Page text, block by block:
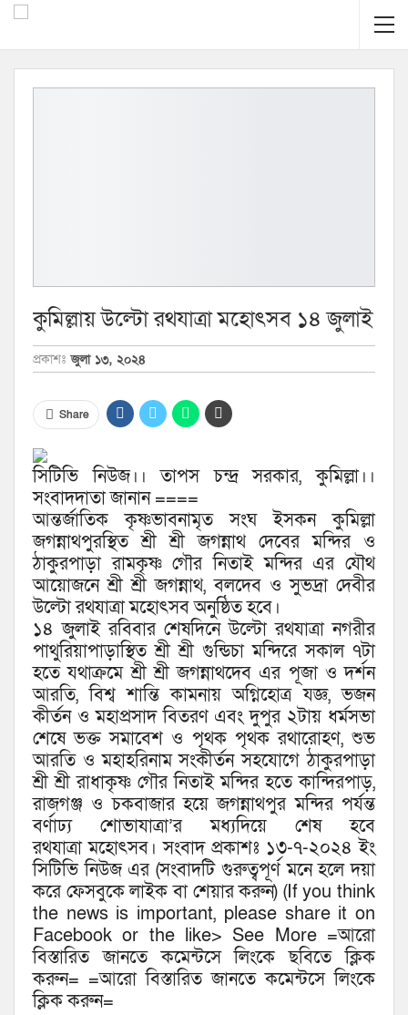
কুমিল্লায় উল্টো রথযাত্রা মহোৎসব ১৪ জুলাই
প্রকাশঃ জুলা ১৩, ২০২৪
Share
সিটিভি নিউজ।। তাপস চন্দ্র সরকার, কুমিল্লা।।
সংবাদদাতা জানান ====
আন্তর্জাতিক কৃষ্ণভাবনামৃত সংঘ ইসকন কুমিল্লা
জগন্নাথপুরস্থিত শ্রী শ্রী জগন্নাথ দেবের মন্দির ও
ঠাকুরপাড়া রামকৃষ্ণ গৌর নিতাই মন্দির এর যৌথ
আয়োজনে শ্রী শ্রী জগন্নাথ, বলদেব ও সুভদ্রা দেবীর
উল্টো রথযাত্রা মহোৎসব অনুষ্ঠিত হবে।
১৪ জুলাই রবিবার শেষদিনে উল্টো রথযাত্রা নগরীর
পাথুরিয়াপাড়াস্থিত শ্রী শ্রী গুন্ডিচা মন্দিরে সকাল ৭টা
হতে যথাক্রমে শ্রী শ্রী জগন্নাথদেব এর পূজা ও দর্শন
আরতি, বিশ্ব শান্তি কামনায় অগ্নিহোত্র যজ্ঞ, ভজন
কীর্তন ও মহাপ্রসাদ বিতরণ এবং দুপুর ২টায় ধর্মসভা
শেষে ভক্ত সমাবেশ ও পৃথক পৃথক রথারোহণ, শুভ
আরতি ও মহাহরিনাম সংকীর্তন সহযোগে ঠাকুরপাড়া
শ্রী শ্রী রাধাকৃষ্ণ গৌর নিতাই মন্দির হতে কান্দিরপাড়,
রাজগঞ্জ ও চকবাজার হয়ে জগন্নাথপুর মন্দির পর্যন্ত
বর্ণাঢ্য শোভাযাত্রা’র মধ্যদিয়ে শেষ হবে
রথযাত্রা মহোৎসব। সংবাদ প্রকাশঃ ১৩-৭-২০২৪ ইং
সিটিভি নিউজ এর (সংবাদটি গুরুত্বপূর্ণ মনে হলে দয়া
করে ফেসবুকে লাইক বা শেয়ার করুন) (If you think
the news is important, please share it on
Facebook or the like> See More =আরো
বিস্তারিত জানতে কমেন্টসে লিংকে ছবিতে ক্লিক
করুন= =আরো বিস্তারিত জানতে কমেন্টসে লিংকে
ক্লিক করুন=